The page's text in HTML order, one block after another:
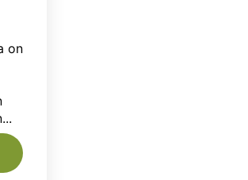
€.
on